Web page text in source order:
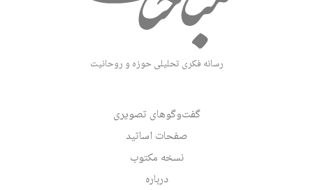
رسانه فکری تحلیلی حوزه و روحانیت
گفت‌وگوهای تصویری
صفحات اساتید
نسخه مکتوب
درباره